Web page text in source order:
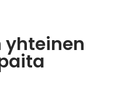
yhteinen